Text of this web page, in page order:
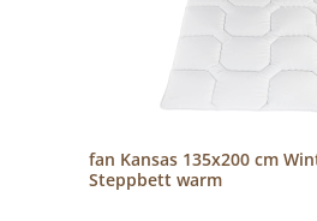
fan Kansas 135x200 cm
Steppbett warm